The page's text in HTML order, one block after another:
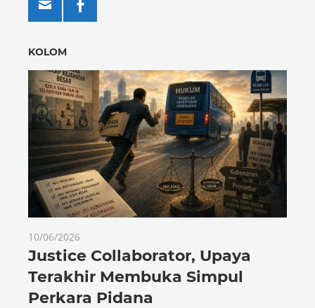
KOLOM
10/06/2026
Justice Collaborator, Upaya
Terakhir Membuka Simpul
Perkara Pidana